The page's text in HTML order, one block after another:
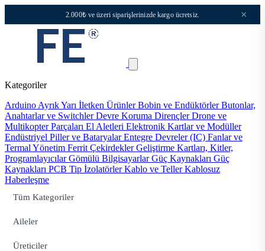
2.000₺ ve üzeri siparişlerinizde kargo ücretsiz. ×
Kategoriler
Arduino Ayrık Yarı İletken ÜrünlerBobin ve EndüktörlerButonlar,
Anahtarlar ve SwitchlerDevre Koruma DirençlerDrone ve
Multikopter Parçaları El Aletleri Elektronik Kartlar ve Modüller
Endüstriyel Piller ve BataryalarEntegre Devreler (IC) Fanlar ve
Termal Yönetim Ferrit ÇekirdeklerGeliştirme Kartları, Kitler,
ProgramlayıcılarGömülü BilgisayarlarGüç Kaynakları Güç
Kaynakları PCB Tip İzolatörlerKablo ve TellerKablosuz
Haberleşme
Tüm Kategoriler
Aileler
Üreticiler